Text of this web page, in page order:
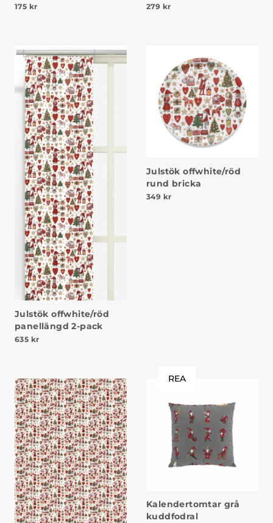
175 kr 279 kr
Julstök offwhite/röd
panellängd 2-pack
635 kr
Julstök offwhite/röd
rund bricka
349 kr
REA
Kalendertomtar grå
kuddfodral